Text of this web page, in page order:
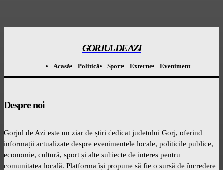
GORJUL DE AZI
Acasă Politică Sport Externe Eveniment
Despre noi
Gorjul de Azi este un ziar de știri dedicat județului Gorj, oferind
informații actualizate despre evenimentele locale, politicile publice,
economie, cultură, sport și alte subiecte de interes pentru
comunitatea locală. Platforma își propune să fie o sursă de încredere